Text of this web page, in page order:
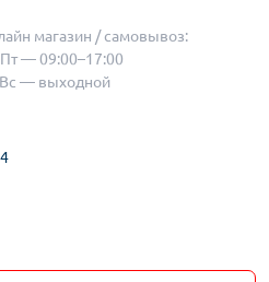
магазин / самовывоз:
— 09:00–17:00
— выходной